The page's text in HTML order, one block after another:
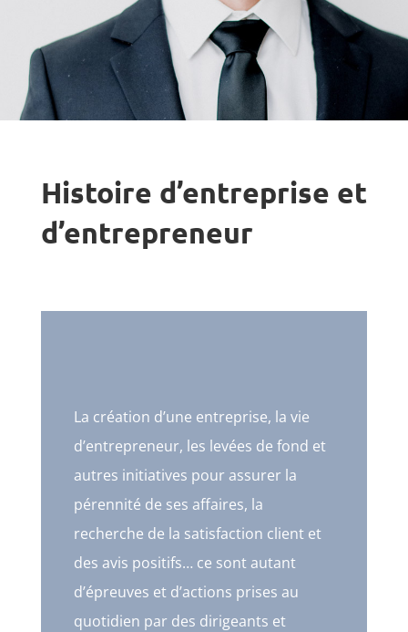
Histoire d’entreprise et
d’entrepreneur
La création d’une entreprise, la vie
d’entrepreneur, les levées de fond et
autres initiatives pour assurer la
pérennité de ses affaires, la
recherche de la satisfaction client et
des avis positifs… ce sont autant
d’épreuves et d’actions prises au
quotidien par des dirigeants et